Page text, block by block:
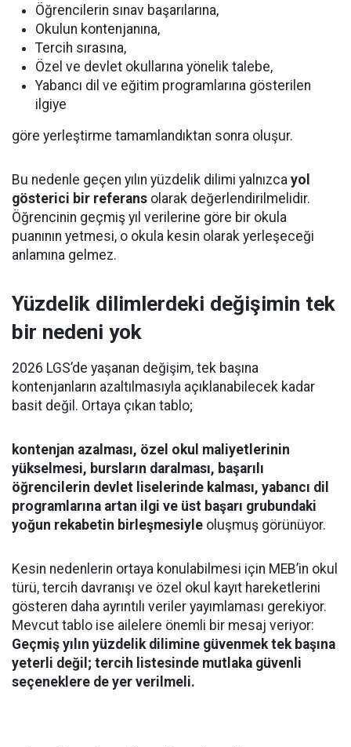
Öğrencilerin sınav başarılarına,
Okulun kontenjanına,
Tercih sırasına,
Özel ve devlet okullarına yönelik talebe,
Yabancı dil ve eğitim programlarına gösterilen
ilgiye
göre yerleştirme tamamlandıktan sonra oluşur.
Bu nedenle geçen yılın yüzdelik dilimi yalnızca yol
gösterici bir referans olarak değerlendirilmelidir.
Öğrencinin geçmiş yıl verilerine göre bir okula
puanının yetmesi, o okula kesin olarak yerleşeceği
anlamına gelmez.
Yüzdelik dilimlerdeki değişimin tek
bir nedeni yok
2026 LGS’de yaşanan değişim, tek başına
kontenjanların azaltılmasıyla açıklanabilecek kadar
basit değil. Ortaya çıkan tablo;
kontenjan azalması, özel okul maliyetlerinin
yükselmesi, bursların daralması, başarılı
öğrencilerin devlet liselerinde kalması, yabancı dil
programlarına artan ilgi ve üst başarı grubundaki
yoğun rekabetin birleşmesiyle oluşmuş görünüyor.
Kesin nedenlerin ortaya konulabilmesi için MEB’in okul
türü, tercih davranışı ve özel okul kayıt hareketlerini
gösteren daha ayrıntılı veriler yayımlaması gerekiyor.
Mevcut tablo ise ailelere önemli bir mesaj veriyor:
Geçmiş yılın yüzdelik dilimine güvenmek tek başına
yeterli değil; tercih listesinde mutlaka güvenli
seçeneklere de yer verilmeli.